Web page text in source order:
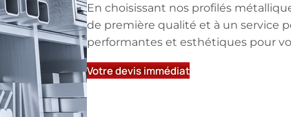
En choisissant nos profilés
de première qualité et à un service
performantes et esthétiques pour
Votre devis immédiat